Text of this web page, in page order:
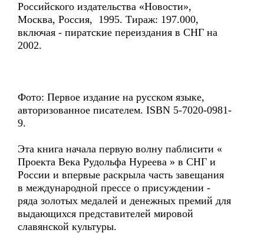
Российского издательства «Новости»,
Москва, Россия, 1995. Тираж: 197.000,
включая - пиратские переиздания в СНГ на
2002.
Фото: Первое издание на русском языке,
авторизованное писателем. ISBN 5-7020-0981-
9.
Эта книга начала первую волну паблисити «
Проекта Века Рудольфа Нуреева » в СНГ и
России и впервые раскрыла часть завещания
в международной прессе о присуждении -
ряда золотых медалей и денежных премий для
выдающихся представителей мировой
славянской культуры.